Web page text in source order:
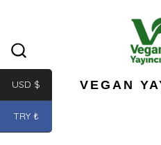
ÇUBUĞUNU
GÖSTER/GIZLEVEGAN
USD $
TRY ₺